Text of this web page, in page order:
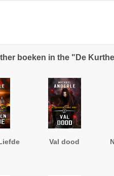
boeken in the "De
Val dood